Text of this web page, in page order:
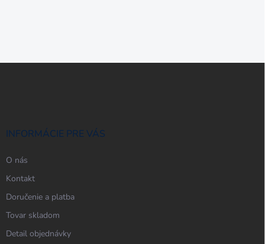
Z
INFORMÁCIE PRE VÁS
O nás
Kontakt
Doručenie a platba
Tovar skladom
Detail objednávky